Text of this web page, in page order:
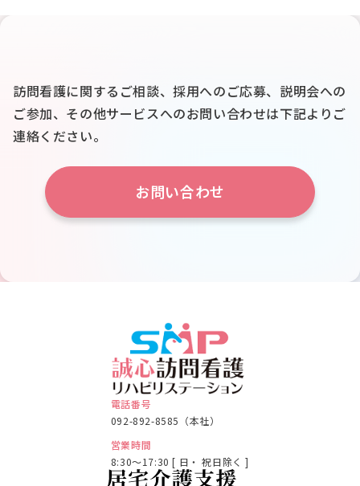
訪問看護に関するご相談、採用へのご応募、説明会への
ご参加、 その他サービスへのお問い合わせは下記よりご
連絡ください。
お問い合わせ
電話番号
092-892-8585（本社）
営業時間
8:30～17:30 [ 日・ 祝日除く ]